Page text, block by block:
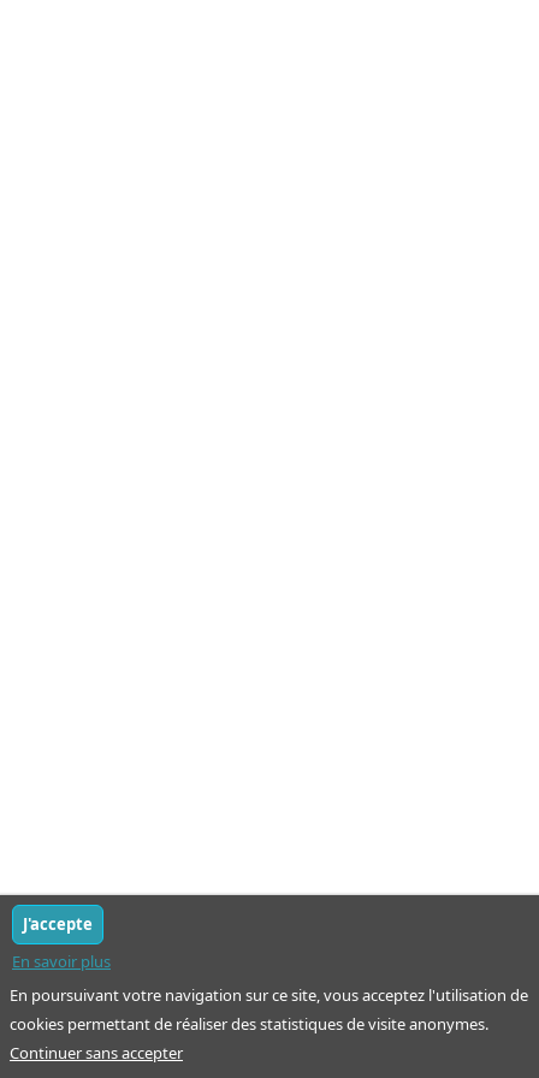
En poursuivant votre navigation sur ce site, vous acceptez l'utilisation de
cookies permettant de réaliser des statistiques de visite anonymes.
En savoir plus
J'accepte
Continuer sans accepter